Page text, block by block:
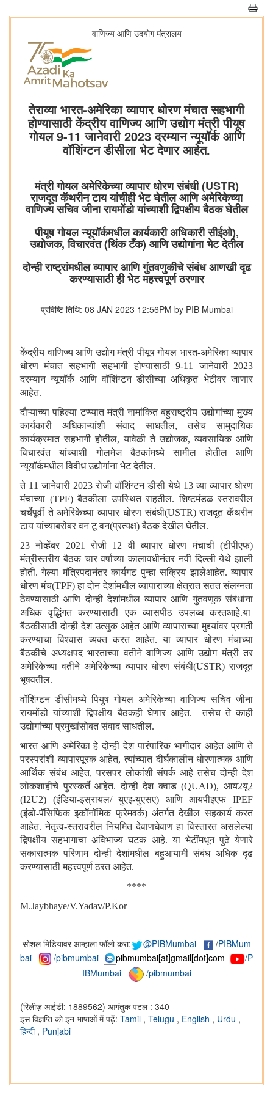
वाणिज्य आणि उदयोग मंत्रालय
तेराव्या भारत-अमेरिका व्यापार धोरण मंचात सहभागी
होण्यासाठी केंद्रीय वाणिज्य आणि उद्योग मंत्री पीयूष
गोयल 9-11 जानेवारी 2023 दरम्यान न्यूयॉर्क आणि
वॉशिंग्टन डीसीला भेट देणार आहेत.
मंत्री गोयल अमेरिकेच्या व्यापार धोरण संबंधी (USTR)
राजदूत कॅथरीन टाय यांचीही भेट घेतील आणि अमेरिकेच्या
वाणिज्य सचिव जीना रायमोंडो यांच्याशी द्विपक्षीय बैठक घेतील
पीयूष गोयल न्यूयॉर्कमधील कार्यकारी अधिकारी सीईओ),
उद्योजक, विचारवंत (थिंक टँक) आणि उद्योगांना भेट देतील
दोन्ही राष्ट्रांमधील व्यापार आणि गुंतवणुकीचे संबंध आणखी दृढ
करण्यासाठी ही भेट महत्त्वपूर्ण ठरणार
प्रविष्टि तिथि: 08 JAN 2023 12:56PM by PIB Mumbai
केंद्रीय वाणिज्य आणि उद्योग मंत्री पीयूष गोयल भारत-अमेरिका व्यापार
धोरण मंचात सहभागी सहभागी होण्यासाठी9-11जानेवारी2023
दरम्यान न्यूयॉर्क आणि वॉशिंग्टन डीसीच्या अधिकृत भेटीवर जाणार
आहेत.
दौऱ्याच्या पहिल्या टप्प्यात मंत्री नामांकित बहुराष्ट्रीय उद्योगांच्या मुख्य
कार्यकारी
अधिकाऱ्यांशी संवाद साधतील,तसेच
सामुदायिक
कार्यक्रमात सहभागी होतील,यावेळी ते उद्योजक,व्यवसायिक आणि
विचारवंत
यांच्याशी गोलमेज बैठकांमध्ये सामील होतील
आणि
न्यूयॉर्कमधील विवीध उद्योगांना भेट देतील.
ते11जानेवारी 2023रोजी वॉशिंग्टन डीसी येथे 13व्या व्यापार धोरण
मंचाच्या (TPF)बैठकीला उपस्थित राहतील.शिष्टमंडळ स्तरावरील
चर्चेपूर्वी ते अमेरिकेच्या व्यापार धोरण संबंधी(USTR)राजदूत कॅथरीन
टाय यांच्याबरोबर वन टू वन(प्रत्यक्ष)बैठक देखील घेतील.
23नोव्हेंबर 2021रोजी 12वी व्यापार धोरण मंचाची(टीपीएफ)
मंत्रीस्तरीय बैठक चार वर्षांच्या कालावधीनंतर नवी दिल्ली येथे झाली
होती.गेल्या मंत्रिपदानंतर कार्यगट पुन्हा सक्रिय झालेआहेत.व्यापार
धोरण मंच(TPF)हा दोन देशांमधील व्यापाराच्या क्षेत्रात सतत संलग्नता
ठेवण्यासाठी आणि दोन्ही देशांमधील व्यापार आणि गुंतवणूक संबंधांना
अधिक वृद्धिंगत करण्यासाठी एक व्यासपीठ उपलब्ध करतआहे.या
बैठकीसाठी दोन्ही देश उत्सुक आहेत आणि व्यापाराच्या मुद्द्यांवर प्रगती
करण्याचा विश्वास व्यक्त करत आहेत.या व्यापार धोरण मंचाच्या
बैठकीचे अध्यक्षपद भारताच्या वतीने वाणिज्य आणि उद्योग मंत्री तर
अमेरिकेच्या वतीने अमेरिकेच्या व्यापार धोरण संबंधी(USTR)राजदूत
भूषवतील.
वॉशिंग्टन डीसीमध्ये पियुष गोयल अमेरिकेच्या वाणिज्य सचिव जीना
रायमोंडो यांच्याशी द्विपक्षीय बैठकही घेणार आहेत.तसेच ते काही
उद्योगांच्या प्रमुखांसोबत संवाद साधतील.
भारत आणि अमेरिका हे दोन्ही देश पारंपारिक भागीदार आहेत आणि ते
परस्परांशी व्यापारपूरक आहेत,त्यांच्यात दीर्घकालीन धोरणात्मक आणि
आर्थिक संबंध आहेत,परसपर लोकांशी संपर्क आहे तसेच दोन्ही देश
लोकशाहीचे पुरस्कर्ते आहेत.दोन्ही देश क्वाड(QUAD),आय2यू2
(I2U2) (इंडिया-इस्रायल/युएइ-युएसए) आणि आयपीइएफ IPEF
(इंडो-पॅसिफिक इकॉनॉमिक फ्रेमवर्क)अंतर्गत देखील सहकार्य करत
आहेत.नेतृत्व-स्तरावरील नियमित देवाणघेवाण हा विस्तारत असलेल्या
द्विपक्षीय सहभागाचा अविभाज्य घटक आहे.या भेटींमधून पुढे येणारे
सकारात्मक परिणाम दोन्ही देशांमधील बहुआयामी संबंध अधिक दृढ
करण्यासाठी महत्त्वपूर्ण ठरत आहेत.
****
M.Jaybhaye/V.Yadav/P.Kor
सोशल मिडियावर आम्हाला फॉलो करा: @PIBMumbai /PIBMum
bai
/pibmumbai pibmumbai[at]gmail[dot]com
/P
IBMumbai
/pibmumbai
(रिलीज़ आईडी: 1889562) आगंतुक पटल : 340
इस विज्ञप्ति को इन भाषाओं में पढ़ें: Tamil , Telugu , English , Urdu ,
हिन्दी , Punjabi